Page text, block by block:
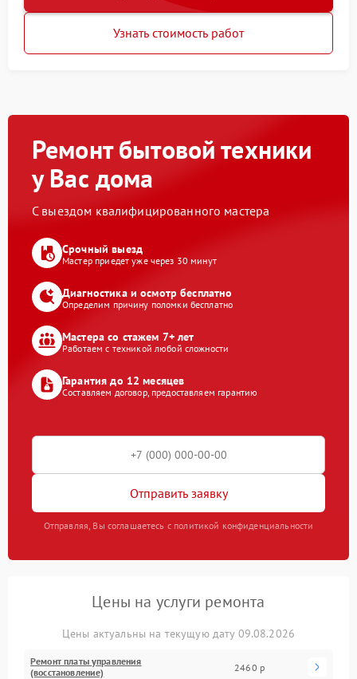
Узнать стоимость работ
Ремонт бытовой техники
у Вас дома
С выездом квалифицированного мастера
Срочный выезд
Мастер приедет уже через 30 минут
Диагностика и осмотр бесплатно
Определим причину поломки бесплатно
Мастера со стажем 7+ лет
Работаем с техникой любой сложности
Гарантия до 12 месяцев
Составляем договор, предоставляем гарантию
Отправить заявку
Отправляя, Вы соглашаетесь с политикой конфиденциальности
Цены на услуги ремонта
Цены актуальны на текущую дату 09.08.2026
Ремонт платы управления
(восстановление)
2460 р